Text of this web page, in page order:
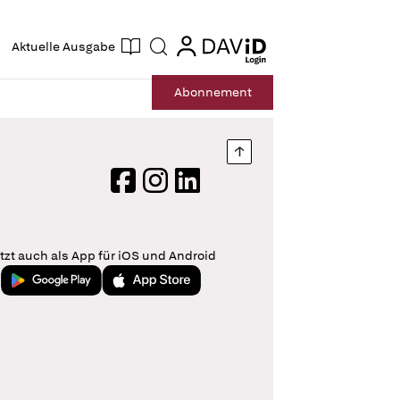
Aktuelle Ausgabe Suche login
login
Abonnement
Nach oben springen
FacebookInstagram
LinkedIn
auch als App für iOS und Android
Jetzt bei Google PlayLaden im App Store